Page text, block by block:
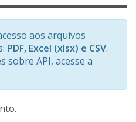
aos arquivos
PDF, Excel (xlsx) e CSV.
sobre API, acesse a